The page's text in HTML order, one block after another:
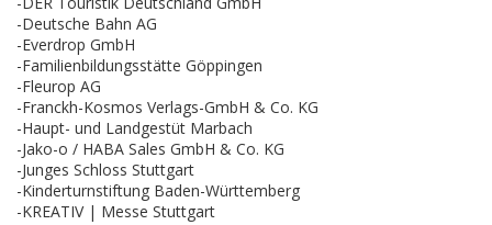
-Deutsche Bahn AG
-Everdrop GmbH
-Familienbildungsstätte Göppingen
-Fleurop AG
-Franckh-Kosmos Verlags-GmbH & Co. KG
-Haupt- und Landgestüt Marbach
-Jako-o / HABA Sales GmbH & Co. KG
-Junges Schloss Stuttgart
-Kinderturnstiftung Baden-Württemberg
-KREATIV | Messe Stuttgart